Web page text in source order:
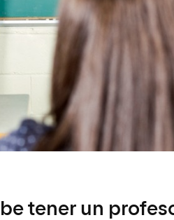
tener un